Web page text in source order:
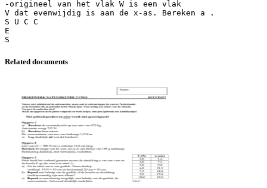
-origineel van het vlak W is een vlak
V dat evenwijdig is aan de x-as. Bereken a .
S U C C
E
Related documents